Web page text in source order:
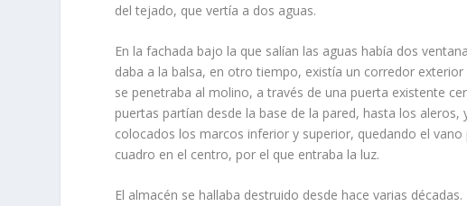
del tejado, que vertí­a a dos aguas.
En la fachada bajo la que salí­an las aguas habí­a dos
daba a la balsa, en otro tiempo, existí­a un corredor
se penetraba al molino, a través de una puerta existente
puertas partí­an desde la base de la pared, hasta los
colocados los marcos inferior y superior, quedando el
cuadro en el centro, por el que entraba la luz.
El almacén se hallaba destruido desde hace varias